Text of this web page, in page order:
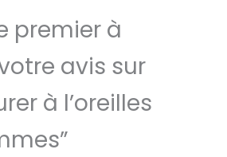
premier à
avis sur
à l’oreilles